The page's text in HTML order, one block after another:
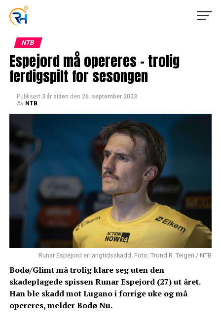
NTB
Espejord må opereres – trolig
ferdigspilt for sesongen
Publisert 3 år siden den 26. september 2023
Av NTB
Runar Espejord er langtidsskadd. Foto: Trond R. Teigen / NTB
Bodø/Glimt må trolig klare seg uten den
skadeplagede spissen Runar Espejord (27) ut året.
Han ble skadd mot Lugano i forrige uke og må
opereres, melder Bodø Nu.